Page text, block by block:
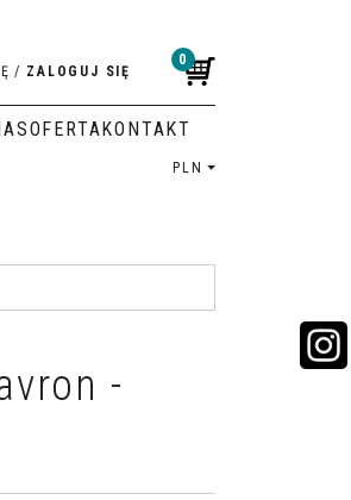
0
/ ZALOGUJ SIĘ
OFERTAKONTAKT
PLN
-